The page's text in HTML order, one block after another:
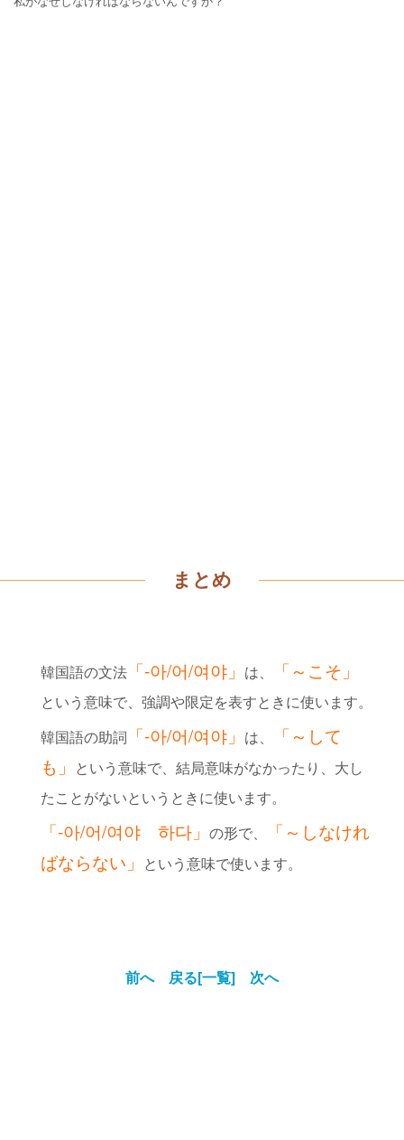
まとめ
韓国語の文法 「-아/어/여야」 は、 「～こそ 」
という意味で、強調や限定を表すときに使います。
韓国語の助詞 「-아/어/여야」 は、
「～して
も 」 という意味で、結局意味がなかったり、大し
たことがないというときに使います。
「-아/어/여야 하다」 の形で、
「～しなけれ
ばならない 」 という意味で使います。
前へ 戻る[一覧] 次へ